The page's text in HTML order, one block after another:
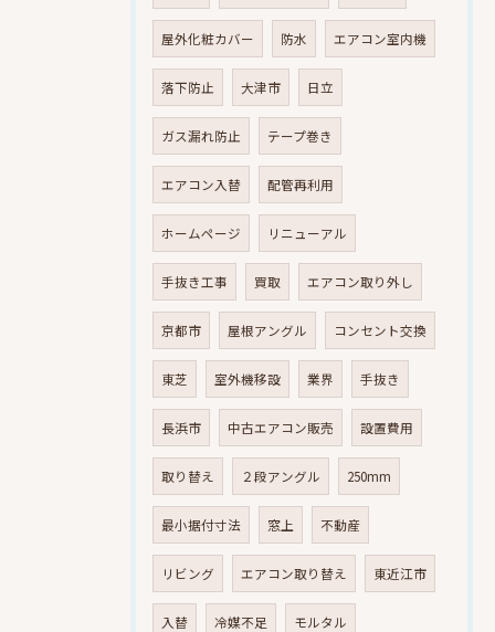
屋外化粧カバー 防水 エアコン室内機
落下防止 大津市 日立
ガス漏れ防止 テープ巻き
エアコン入替 配管再利用
ホームページ リニューアル
手抜き工事 買取 エアコン取り外し
京都市 屋根アングル コンセント交換
東芝 室外機移設 業界 手抜き
長浜市 中古エアコン販売 設置費用
取り替え ２段アングル 250mm
最小据付寸法 窓上 不動産
リビング エアコン取り替え 東近江市
入替 冷媒不足 モルタル